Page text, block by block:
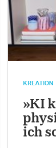
KREATION
»KI
ich